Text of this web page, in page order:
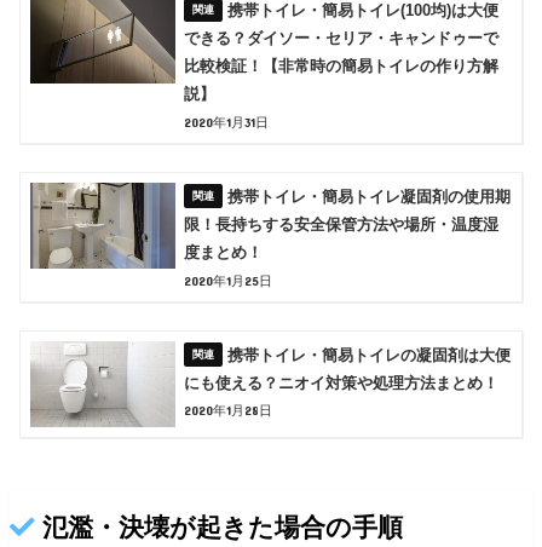
携帯トイレ・簡易トイレ(100均)は大便
できる？ダイソー・セリア・キャンドゥーで
比較検証！【非常時の簡易トイレの作り方解
説】
2020年1月31日
携帯トイレ・簡易トイレ凝固剤の使用期
限！長持ちする安全保管方法や場所・温度湿
度まとめ！
2020年1月25日
携帯トイレ・簡易トイレの凝固剤は大便
にも使える？ニオイ対策や処理方法まとめ！
2020年1月28日
氾濫・決壊が起きた場合の手順